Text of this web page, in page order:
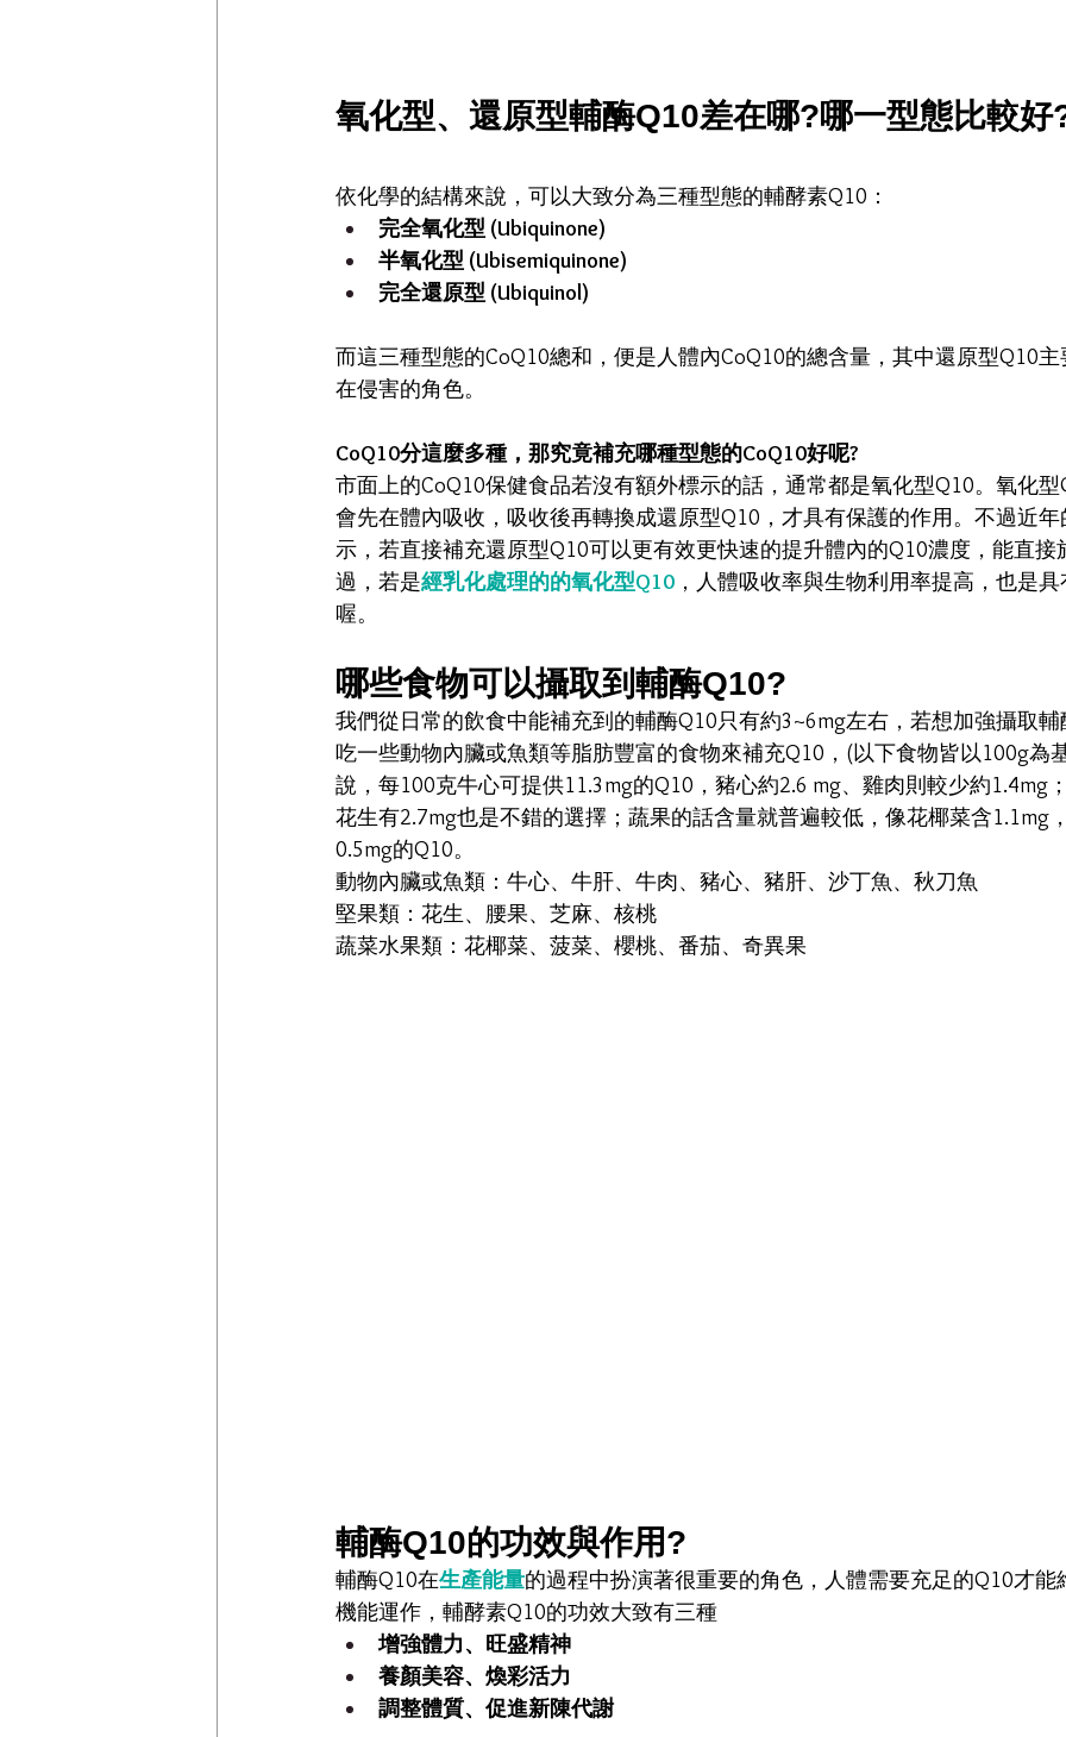
氧化型、還原型輔酶Q10差在哪?哪一型態比較好
依化學的結構來說，可以大致分為三種型態的輔酵素Q10：
完全氧化型 (Ubiquinone)
半氧化型 (Ubisemiquinone)
完全還原型 (Ubiquinol)
而這三種型態的CoQ10總和，便是人體內CoQ10的總含量，其中還原型Q10
在侵害的角色。
CoQ10分這麼多種，那究竟補充哪種型態的CoQ10好呢?
市面上的CoQ10保健食品若沒有額外標示的話，通常都是氧化型Q10。氧化
會先在體內吸收，吸收後再轉換成還原型Q10，才具有保護的作用。不過近
示，若直接補充還原型Q10可以更有效更快速的提升體內的Q10濃度，能直接
過，若是經乳化處理的的氧化型Q10 ，人體吸收率與生物利用率提高，也是
喔。
哪些食物可以攝取到輔酶Q10?
我們從日常的飲食中能補充到的輔酶Q10只有約3~6mg左右，若想加強攝取
吃一些動物內臟或魚類等脂肪豐富的食物來補充Q10，(以下食物皆以100g為
說，每100克牛心可提供11.3mg的Q10，豬心約2.6 mg、雞肉則較少約1.4mg
花生有2.7mg也是不錯的選擇；蔬果的話含量就普遍較低，像花椰菜含1.1mg
0.5mg的Q10。
動物內臟或魚類：牛心、牛肝、牛肉、豬心、豬肝、沙丁魚、秋刀魚
堅果類：花生、腰果、芝麻、核桃
蔬菜水果類：花椰菜、菠菜、櫻桃、番茄、奇異果
輔酶Q10的功效與作用?
輔酶Q10在生產能量的過程中扮演著很重要的角色，人體需要充足的Q10才能
機能運作，輔酵素Q10的功效大致有三種
增強體力、旺盛精神
養顏美容、煥彩活力
調整體質、促進新陳代謝